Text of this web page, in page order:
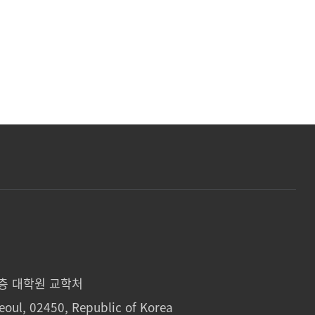
대학원 교학처
02450, Republic of Korea